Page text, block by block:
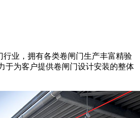
行业，拥有各类卷闸门生产丰富精验
于为客户提供卷闸门设计安装的整体